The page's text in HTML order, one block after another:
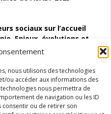
nous utilisons des technologies
ou accéder aux informations des
nous permettra de
de navigation ou les ID
consentir ou de retirer son
sociaux sur l’accueil
Enjeux, évolutions et
d’emploi (SAACE)